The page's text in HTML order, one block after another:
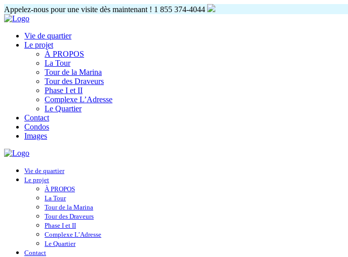
Appelez-nous pour une visite dès maintenant ! 1 855 374-4044
Vie de quartier
Le projet
À PROPOS
La Tour
Tour de la Marina
Tour des Draveurs
Phase I et II
Complexe L’Adresse
Le Quartier
Contact
Condos
Images
Vie de quartier
Le projet
À PROPOS
La Tour
Tour de la Marina
Tour des Draveurs
Phase I et II
Complexe L’Adresse
Le Quartier
Contact